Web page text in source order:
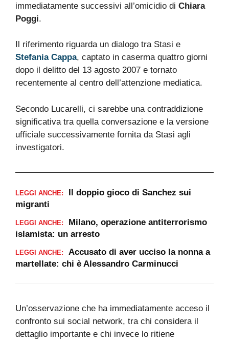
immediatamente successivi all’omicidio di Chiara
Poggi.
Il riferimento riguarda un dialogo tra Stasi e
Stefania Cappa, captato in caserma quattro giorni
dopo il delitto del 13 agosto 2007 e tornato
recentemente al centro dell’attenzione mediatica.
Secondo Lucarelli, ci sarebbe una contraddizione
significativa tra quella conversazione e la versione
ufficiale successivamente fornita da Stasi agli
investigatori.
LEGGI ANCHE:
Il doppio gioco di Sanchez sui
migranti
LEGGI ANCHE:
Milano, operazione antiterrorismo
islamista: un arresto
LEGGI ANCHE:
Accusato di aver ucciso la nonna a
martellate: chi è Alessandro Carminucci
Un’osservazione che ha immediatamente acceso il
confronto sui social network, tra chi considera il
dettaglio importante e chi invece lo ritiene